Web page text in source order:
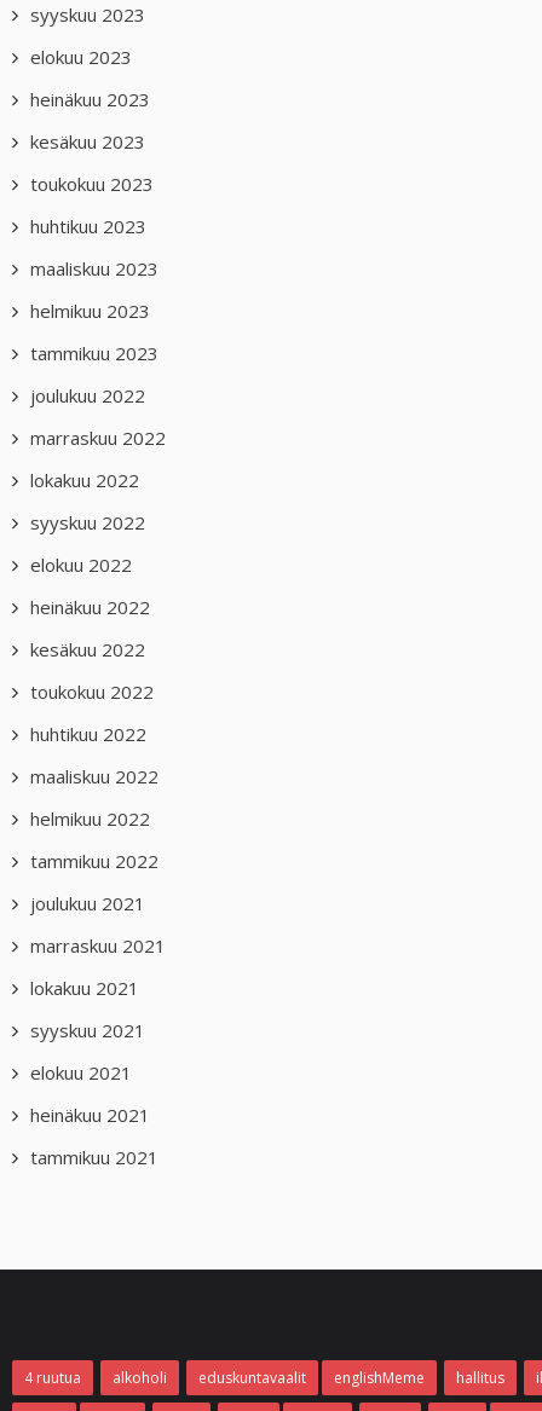
syyskuu 2023
elokuu 2023
heinäkuu 2023
kesäkuu 2023
toukokuu 2023
huhtikuu 2023
maaliskuu 2023
helmikuu 2023
tammikuu 2023
joulukuu 2022
marraskuu 2022
lokakuu 2022
syyskuu 2022
elokuu 2022
heinäkuu 2022
kesäkuu 2022
toukokuu 2022
huhtikuu 2022
maaliskuu 2022
helmikuu 2022
tammikuu 2022
joulukuu 2021
marraskuu 2021
lokakuu 2021
syyskuu 2021
elokuu 2021
heinäkuu 2021
tammikuu 2021
4 ruutua alkoholi eduskuntavaalit englishMeme hallitus